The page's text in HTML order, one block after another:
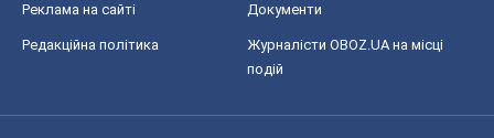
Реклама на сайті Документи
Редакційна політика
Журналісти OBOZ.UA на місці
подій